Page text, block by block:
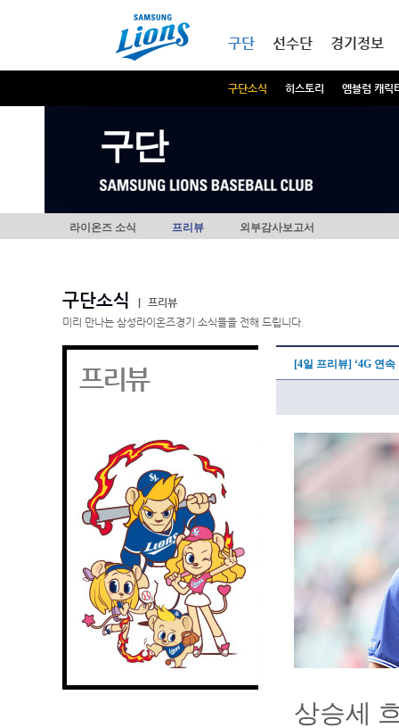
구단
구단소식 히스토리 엠블럼 캐릭
선수단 경기정보
구단
라이온즈 소식 프리뷰 외부감사보고서
구단소식
프리뷰
미리 만나는 삼성라이온즈경기 소식들을 전해 드립니다.
프리뷰 [4일 프리뷰] ‘4G 연
상승세